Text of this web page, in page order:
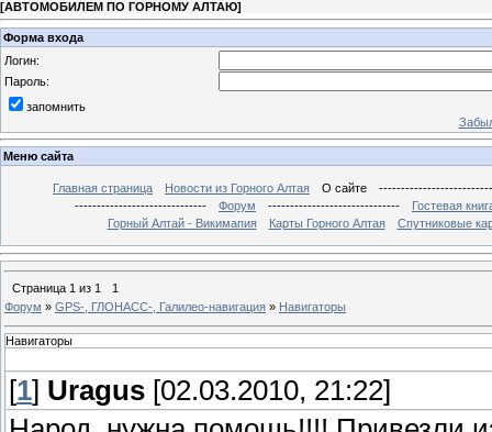
[АВТОМОБИЛЕМ ПО ГОРНОМУ АЛТАЮ]
Форма входа
Логин:
Пароль:
запомнить
Меню сайта
Главная страница Новости из Горного Алтая О сайте
------------------------------
Форум ------------------------------
Гостевая
Горный Алтай - Викимапия
Карты Горного Алтая Спутниковые
Страница 1 из 1
1
Форум » GPS-, ГЛОНАСС-, Галилео-навигация » Навигаторы
Навигаторы
[1] Uragus [02.03.2010, 21:22]